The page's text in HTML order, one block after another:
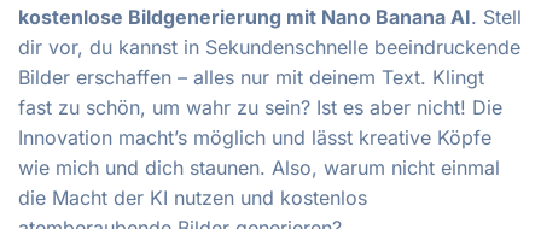
kostenlose Bildgenerierung mit Nano Banana AI. Stell
dir vor, du kannst in Sekundenschnelle beeindruckende
Bilder erschaffen – alles nur mit deinem Text. Klingt
fast zu schön, um wahr zu sein? Ist es aber nicht! Die
Innovation macht’s möglich und lässt kreative Köpfe
wie mich und dich staunen. Also, warum nicht einmal
die Macht der KI nutzen und kostenlos